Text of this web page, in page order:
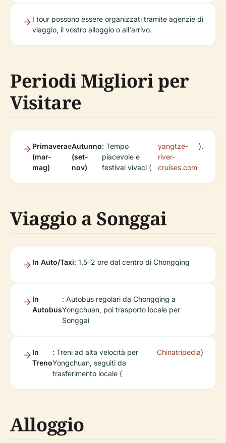
I tour possono essere organizzati tramite agenzie di
viaggio, il vostro alloggio o all'arrivo.
Periodi Migliori per
Visitare
Primavera
(mar-
mag)
eAutunno
(set-
nov)
: Tempo
piacevole e
festival vivaci (
yangtze-
river-
cruises.com
).
Viaggio a Songgai
In Auto/Taxi: 1,5–2 ore dal centro di Chongqing
In
Autobus
: Autobus regolari da Chongqing a
Yongchuan, poi trasporto locale per
Songgai
In
Treno
: Treni ad alta velocità per
Yongchuan, seguiti da
trasferimento locale (
Chinatripedia)
Alloggio